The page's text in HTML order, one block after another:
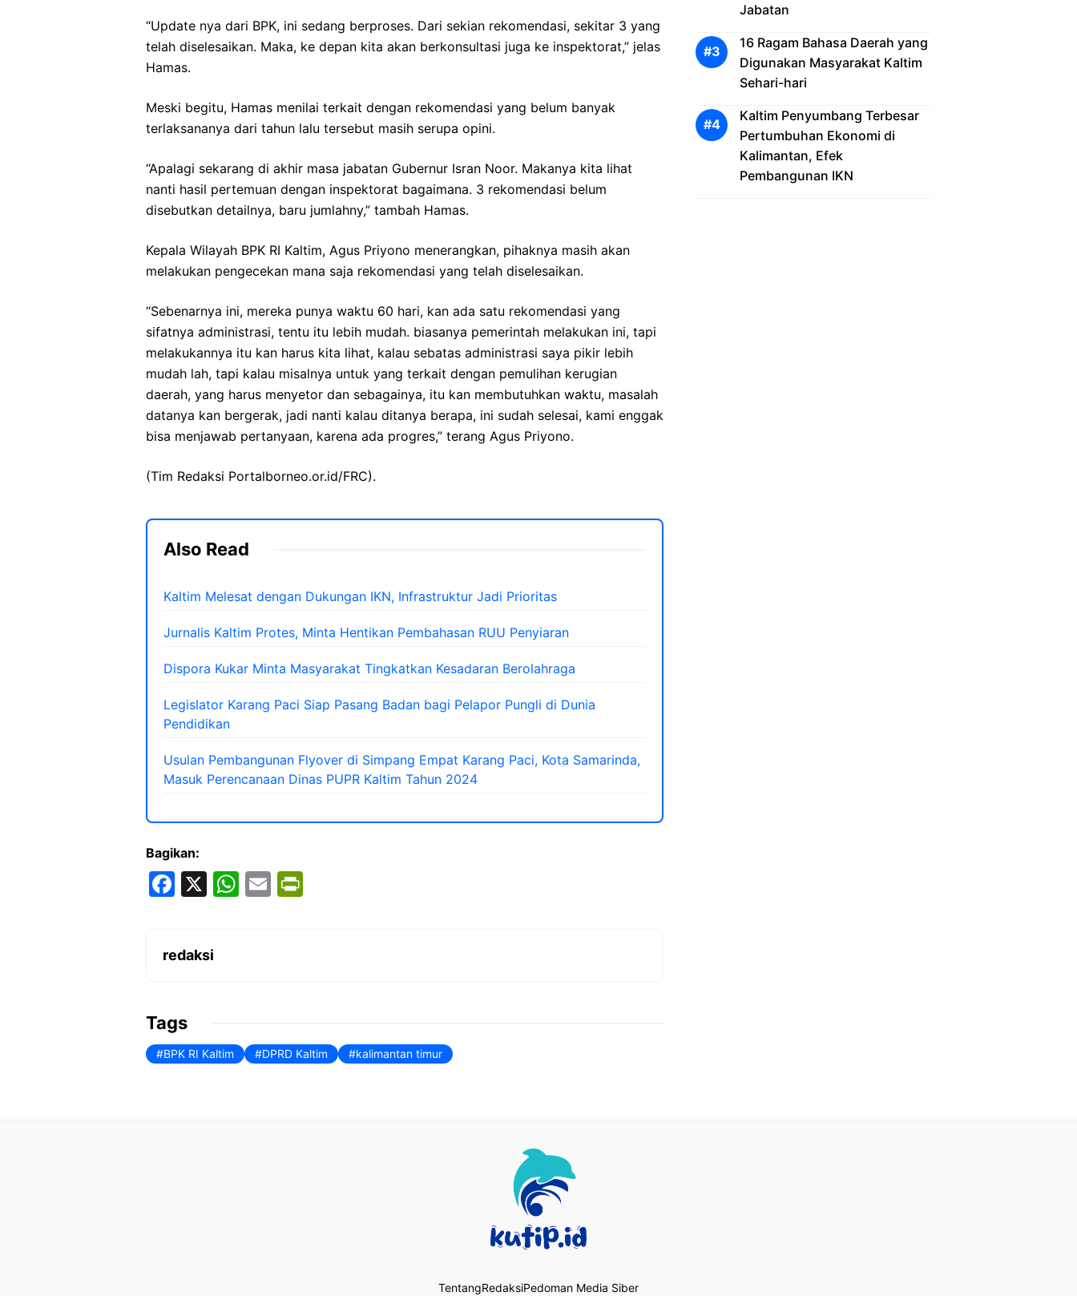
“Update nya dari BPK, ini sedang berproses. Dari sekian rekomendasi, sekitar 3 yang
telah diselesaikan. Maka, ke depan kita akan berkonsultasi juga ke inspektorat,” jelas
Hamas.
Meski begitu, Hamas menilai terkait dengan rekomendasi yang belum banyak
terlaksananya dari tahun lalu tersebut masih serupa opini.
“Apalagi sekarang di akhir masa jabatan Gubernur Isran Noor. Makanya kita lihat
nanti hasil pertemuan dengan inspektorat bagaimana. 3 rekomendasi belum
disebutkan detailnya, baru jumlahny,” tambah Hamas.
Kepala Wilayah BPK RI Kaltim, Agus Priyono menerangkan, pihaknya masih akan
melakukan pengecekan mana saja rekomendasi yang telah diselesaikan.
“Sebenarnya ini, mereka punya waktu 60 hari, kan ada satu rekomendasi yang
sifatnya administrasi, tentu itu lebih mudah. biasanya pemerintah melakukan ini, tapi
melakukannya itu kan harus kita lihat, kalau sebatas administrasi saya pikir lebih
mudah lah, tapi kalau misalnya untuk yang terkait dengan pemulihan kerugian
daerah, yang harus menyetor dan sebagainya, itu kan membutuhkan waktu, masalah
datanya kan bergerak, jadi nanti kalau ditanya berapa, ini sudah selesai, kami enggak
bisa menjawab pertanyaan, karena ada progres,” terang Agus Priyono.
(Tim Redaksi Portalborneo.or.id/FRC).
Also Read
Kaltim Melesat dengan Dukungan IKN, Infrastruktur Jadi Prioritas
Jurnalis Kaltim Protes, Minta Hentikan Pembahasan RUU Penyiaran
Dispora Kukar Minta Masyarakat Tingkatkan Kesadaran Berolahraga
Legislator Karang Paci Siap Pasang Badan bagi Pelapor Pungli di Dunia
Pendidikan
Usulan Pembangunan Flyover di Simpang Empat Karang Paci, Kota Samarinda,
Masuk Perencanaan Dinas PUPR Kaltim Tahun 2024
Bagikan:
F
e
o
o
k
X
W
p
E
dl
y
redaksi
Tags
BPK RI Kaltim DPRD Kaltim kalimantan timur
Jabatan
16 Ragam Bahasa Daerah yang
Digunakan Masyarakat Kaltim
Sehari-hari
Kaltim Penyumbang Terbesar
Pertumbuhan Ekonomi di
Kalimantan, Efek
Pembangunan IKN
TentangRedaksiPedoman Media Siber